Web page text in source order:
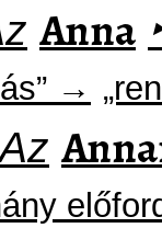
Anna ‣
→
Az